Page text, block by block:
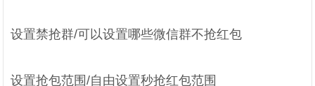
设置禁抢群/可以设置哪些微信群不抢红包
设置抢包范围/自由设置秒抢红包范围